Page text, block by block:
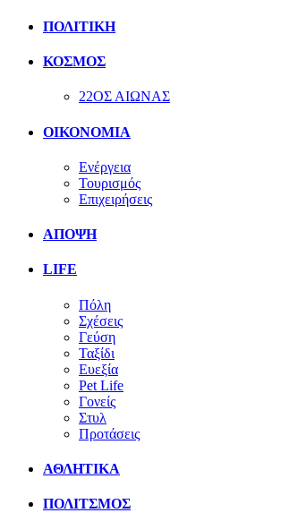
ΠΟΛΙΤΙΚΗ
ΚΟΣΜΟΣ
22ΟΣ ΑΙΩΝΑΣ
ΟΙΚΟΝΟΜΙΑ
Ενέργεια
Τουρισμός
Επιχειρήσεις
ΑΠΟΨΗ
LIFE
Πόλη
Σχέσεις
Γεύση
Ταξίδι
Ευεξία
Pet Life
Γονείς
Στυλ
Προτάσεις
ΑΘΛΗΤΙΚΑ
ΠΟΛΙΤΣΜΟΣ